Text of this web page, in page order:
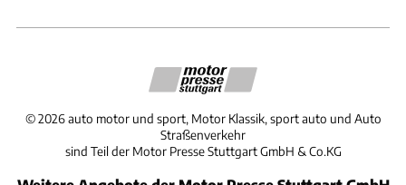
©2026 auto motor und sport, Motor Klassik, sport auto und Auto
Straßenverkehr
sind Teil der Motor Presse Stuttgart GmbH & Co.KG